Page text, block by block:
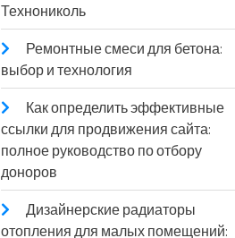
Технониколь
Ремонтные смеси для бетона:
выбор и технология
Как определить эффективные
ссылки для продвижения сайта:
полное руководство по отбору
доноров
Дизайнерские радиаторы
отопления для малых помещений: